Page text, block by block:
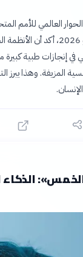
العالمي للأمم
جنيف ابتداءً من 6 يوليو
المزيفة. وهذا
الذكاء